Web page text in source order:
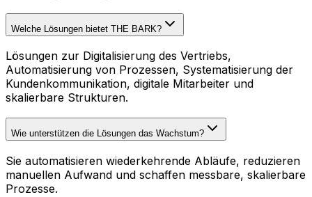
Welche Lösungen bietet THE BARK?
Lösungen zur Digitalisierung des Vertriebs,
Automatisierung von Prozessen, Systematisierung der
Kundenkommunikation, digitale Mitarbeiter und
skalierbare Strukturen.
Wie unterstützen die Lösungen das Wachstum?
Sie automatisieren wiederkehrende Abläufe, reduzieren
manuellen Aufwand und schaffen messbare, skalierbare
Prozesse.